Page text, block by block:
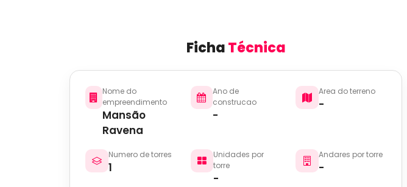
FichaTécnica
Nome do
empreendimento
Mansão
Ravena
Ano de
construcao
-
Area do terreno
-
Numero de torres
1
Unidades por
torre
-
Andares por torre
-